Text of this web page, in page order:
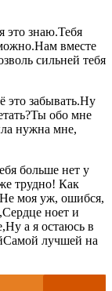
это знаю.Тебя
вместе
сильней тебя
это забывать.Ну
обо мне
нужна мне,
больше нет у
трудно! Как
моя уж, ошибся,
ноет и
а я остаюсь в
лучшей на